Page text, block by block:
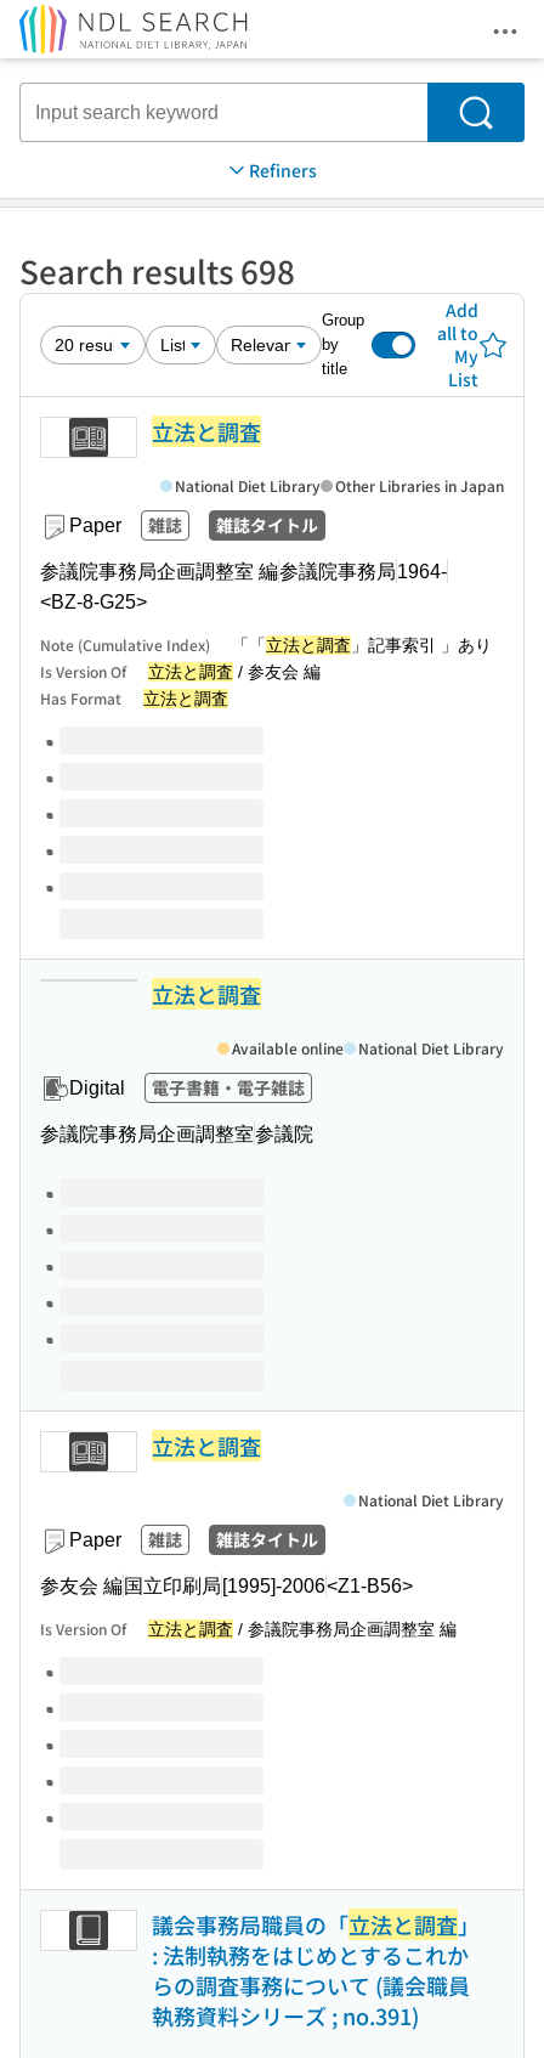
Search
Refiners
Search results 698
Group
by
title
Add
all to
My
List
立法と調査
Paper 雑誌 雑誌タイトル
参議院事務局企画調整室 編参議院事務局1964-
<BZ-8-G25>
National Diet Library Other Libraries in Japan
Note (Cumulative Index) 「「立法と調査 」記事索引 」あり
Is Version Of 立法と調査 / 参友会 編
Has Format 立法と調査
Volumes of this title
立法と調査
Digital 電子書籍・電子雑誌
参議院事務局企画調整室参議院
Available online National Diet Library
Volumes of this title
立法と調査
Paper 雑誌 雑誌タイトル
参友会 編国立印刷局 [1995]-2006<Z1-B56>
National Diet Library
Is Version Of 立法と調査 / 参議院事務局企画調整室 編
Volumes of this title
議会事務局職員の「立法と調査」
: 法制執務をはじめとするこれか
らの調査事務について (議会職員
執務資料シリーズ ; no.391)